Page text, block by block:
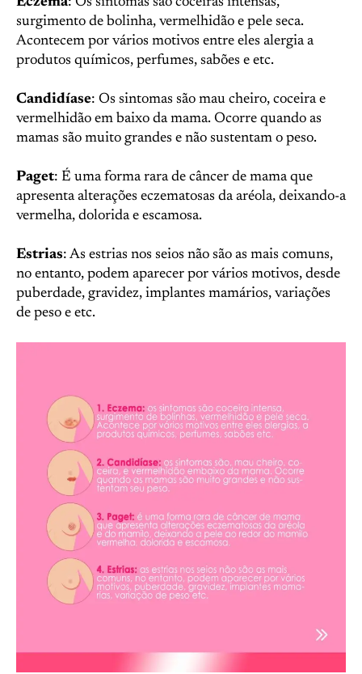
surgimento de bolinha, vermelhidão e pele seca.
Acontecem por vários motivos entre eles alergia a
produtos químicos, perfumes, sabões e etc.
Candidíase: Os sintomas são mau cheiro, coceira e
vermelhidão em baixo da mama. Ocorre quando as
mamas são muito grandes e não sustentam o peso.
Paget: É uma forma rara de câncer de mama que
apresenta alterações eczematosas da aréola, deixando-a
vermelha, dolorida e escamosa.
Estrias: As estrias nos seios não são as mais comuns,
no entanto, podem aparecer por vários motivos, desde
puberdade, gravidez, implantes mamários, variações
de peso e etc.